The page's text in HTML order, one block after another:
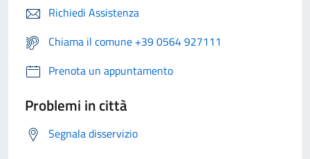
Richiedi Assistenza
Chiama il comune +39 0564 927111
Prenota un appuntamento
Problemi in città
Segnala disservizio